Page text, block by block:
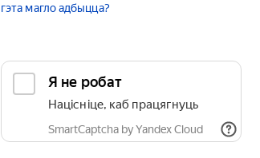
гэта магло адбыцца?
Я не робат
Націсніце, каб працягнуць
SmartCaptcha by Yandex Cloud